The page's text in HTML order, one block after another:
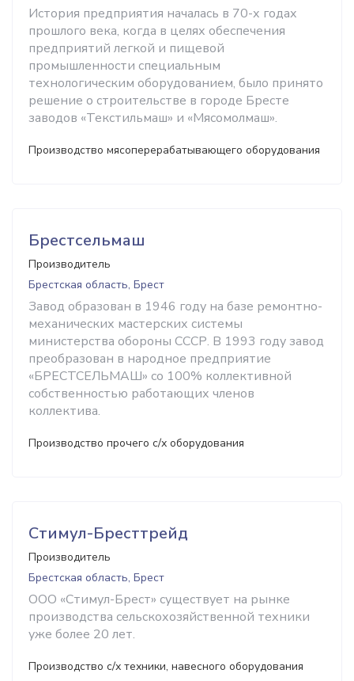
История предприятия началась в 70-х годах
прошлого века, когда в целях обеспечения
предприятий легкой и пищевой
промышленности специальным
технологическим оборудованием, было принято
решение о строительстве в городе Бресте
заводов «Текстильмаш» и «Мясомолмаш».
Производство мясоперерабатывающего оборудования
Брестсельмаш
Производитель
Брестская область, Брест
Завод образован в 1946 году на базе ремонтно-
механических мастерских системы
министерства обороны СССР. В 1993 году завод
преобразован в народное предприятие
«БРЕСТСЕЛЬМАШ» со 100% коллективной
собственностью работающих членов
коллектива.
Производство прочего с/х оборудования
Cтимул-Бресттрейд
Производитель
Брестская область, Брест
ООО «Стимул-Брест» существует на рынке
производства сельскохозяйственной техники
уже более 20 лет.
Производство с/х техники, навесного оборудования